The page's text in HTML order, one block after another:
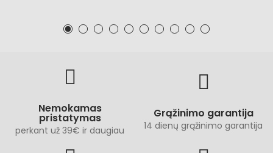
Nemokamas
pristatymas
perkant už 39€ ir daugiau
Grąžinimo garantija
14 dienų grąžinimo garantija